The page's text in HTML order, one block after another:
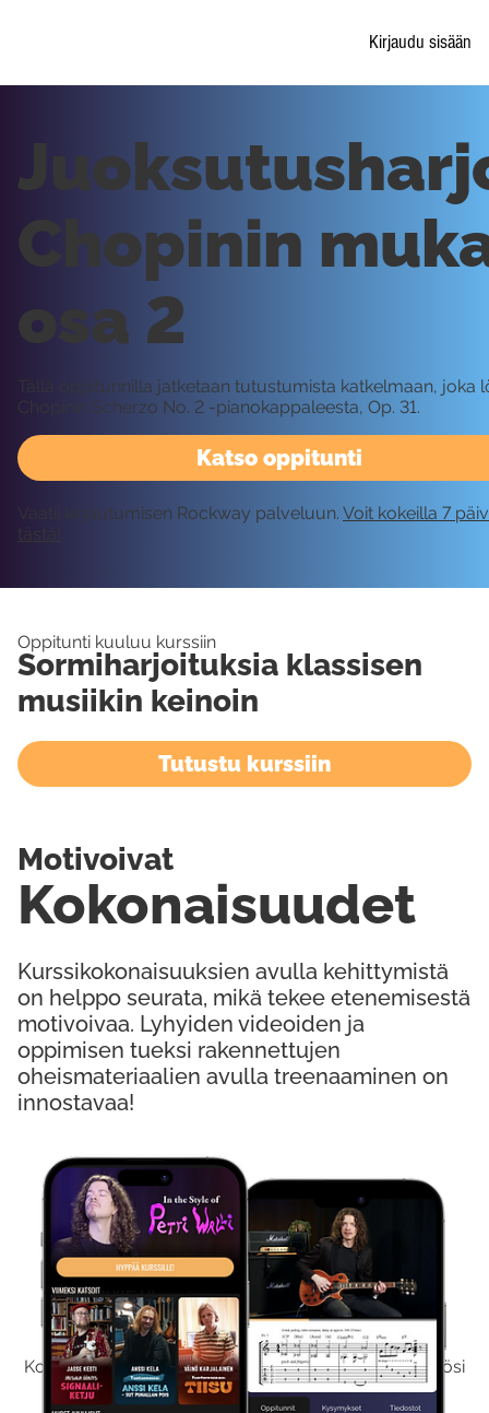
Kirjaudu sisään
Kokeile Ilmaiseksi
Kokeilemalla ilmaiseksi saat koko sisältömme käyttöösi
viikon ajaksi.
Katso oppitunti
Chopinin
osa 2
Tällä oppitunnilla jatketaan tutustumista katkelmaan, joka
Chopinin Scherzo No. 2 -pianokappaleesta, Op. 31.
Vaatii kirjautumisen Rockway palveluun. Voit kokeilla 7
tästä!
Oppitunti kuuluu kurssiin
Sormiharjoituksia klassisen
musiikin keinoin
Tutustu kurssiin
Kurssikokonaisuuksien avulla kehittymistä
on helppo seurata, mikä tekee etenemisestä
motivoivaa. Lyhyiden videoiden ja
oppimisen tueksi rakennettujen
oheismateriaalien avulla treenaaminen on
innostavaa!
Kokonaisuudet
Motivoivat